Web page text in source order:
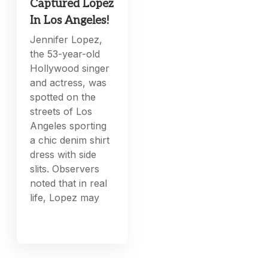
Captured Lopez
In Los Angeles!
Jennifer Lopez,
the 53-year-old
Hollywood singer
and actress, was
spotted on the
streets of Los
Angeles sporting
a chic denim shirt
dress with side
slits. Observers
noted that in real
life, Lopez may